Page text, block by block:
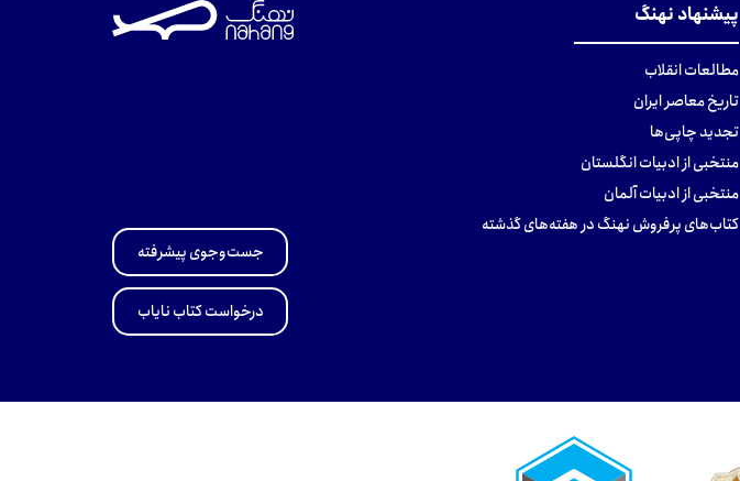
پیشنهاد نهنگ
مطالعات انقلاب
تاریخ معاصر ایران
تجدید چاپی‌ها
منتخبی از ادبیات انگلستان
منتخبی از ادبیات آلمان
کتاب‌های پرفروش نهنگ در هفته‌های گذشته
جست‌وجوی پیشرفته
درخواست کتاب نایاب